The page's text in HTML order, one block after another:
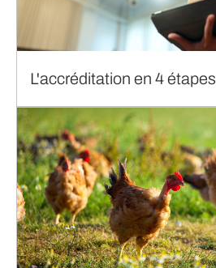
L'accréditation en 4 étapes